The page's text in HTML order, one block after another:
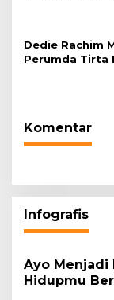
Dedie Rachim
Perumda Tirta
Komentar
Infografis
Ayo Menjadi
Hidupmu